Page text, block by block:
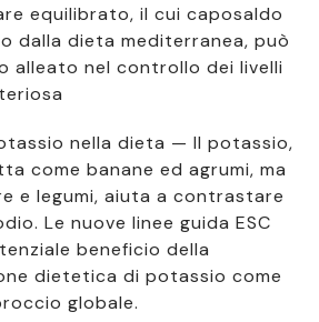
equilibrato, il cui caposaldo
dalla dieta mediterranea, può
alleato nel controllo dei livelli
nella dieta — Il potassio,
come banane ed agrumi, ma
e legumi, aiuta a contrastare
Le nuove linee guida ESC
beneficio della
dietetica di potassio come
globale.